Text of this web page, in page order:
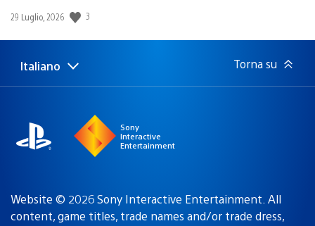
Data
pubblicazione:
29 Luglio, 2026 3
Seleziona
Regione
Italiano Torna su
Sony
Interactive
Entertainment
Website © 2026 Sony Interactive Entertainment. All
content, game titles, trade names and/or trade dress,